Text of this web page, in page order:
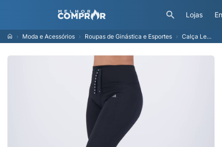
Lojas
Moda e Acessórios Roupas de Ginástica e Esportes Calça Legging Adidas Run Ess Feminina Preta